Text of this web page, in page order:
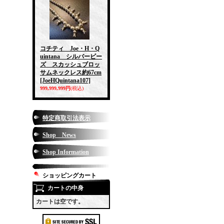
コチティ Joe・H・Q
uintana シルバービー
ズ スカッシュブロッ
サムネックレス約67cm
[JoeHQuintana107]
999,999,999円(税込)
特定商取引法表示
Shop News
Shop Information
ショッピングカート
カートの中身
カートは空です。